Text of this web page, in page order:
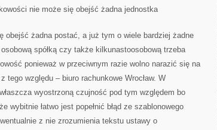
TRUDNO
JEST
nie może się obejść żadna jednostka
obejść żadna postać, a już tym o wiele bardziej żadne
spółką czy także kilkunastoosobową trzeba
ponieważ w przeciwnym razie wolno narazić się na
tego względu – biuro rachunkowe Wrocław. W
wyostrzoną czujność pod tym względem bo
wybitnie łatwo jest popełnić błąd ze szablonowego
z nie zrozumienia tekstu ustawy o